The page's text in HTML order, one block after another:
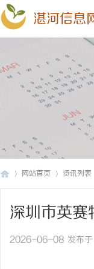
湛河信息
网站首页 资讯列表
深圳市英赛
插件机
2026-06-08 发布于